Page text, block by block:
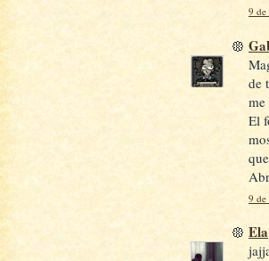
9 de
de
me
El
9 de
Ela